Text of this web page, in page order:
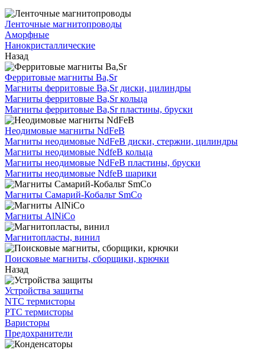
Ленточные магнитопроводы
Аморфные
Нанокристаллические
Назад
Ферритовые магниты Ba,Sr
Магниты ферритовые Ba,Sr диски, цилиндры
Магниты ферритовые Ba,Sr кольца
Магниты ферритовые Ba,Sr пластины, бруски
Неодимовые магниты NdFeB
Магниты неодимовые NdFeB диски, стержни, цилиндры
Магниты неодимовые NdfeB кольца
Магниты неодимовые NdFeB пластины, бруски
Магниты неодимовые NdfeB шарики
Магниты Самарий-Кобальт SmCo
Магниты AlNiCo
Магнитопласты, винил
Поисковые магниты, сборщики, крючки
Назад
Устройства защиты
NTC термисторы
PTC термисторы
Варисторы
Предохранители